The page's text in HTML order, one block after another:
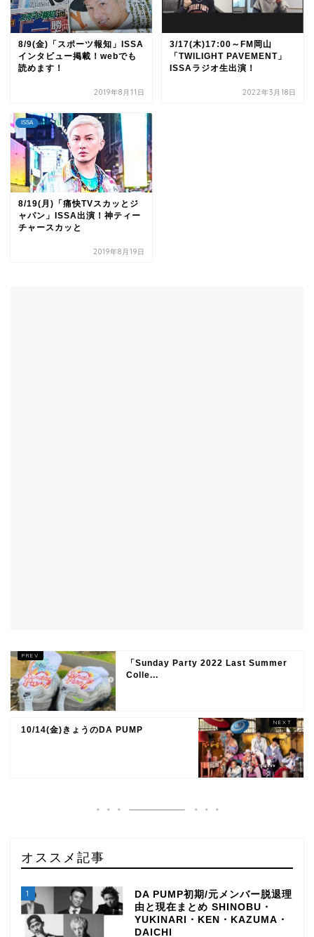
8/9(金)「スポーツ報知」ISSA
インタビュー掲載！webでも
読めます！
2019年8月11日
3/17(木)17:00～FM岡山
「TWILIGHT PAVEMENT」
ISSAラジオ生出演！
2022年3月18日
ISSA
8/19(月)「痛快TVスカッとジ
ャパン」ISSA出演！神ティー
チャースカッと
2019年8月19日
「Sunday Party 2022 Last Summer
Colle...
10/14(金)きょうのDA PUMP
オススメ記事
1
DA PUMP初期/元メンバー脱退理
由と現在まとめ SHINOBU・
YUKINARI・KEN・KAZUMA・
DAICHI